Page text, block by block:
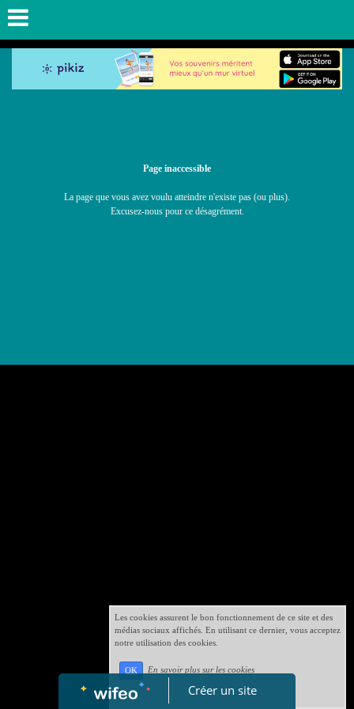
Page inaccessible
La page que vous avez voulu atteindre n'existe pas (ou plus).
Excusez-nous pour ce désagrément.
Créer un site
Les cookies assurent le bon fonctionnement de ce site et des
médias sociaux affichés. En utilisant ce dernier, vous acceptez
notre utilisation des cookies.
OK En savoir plus sur les cookies